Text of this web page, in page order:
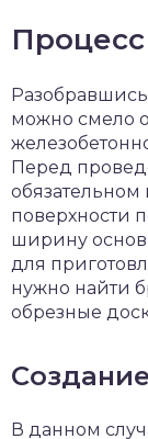
Процесс
можно смело
Перед
поверхности
ширину
для
нужно найти
обрезные
В данном